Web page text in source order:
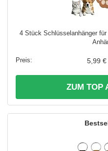
4 Stück Schlüsselanhänger
5,99 €
ZUM TOP